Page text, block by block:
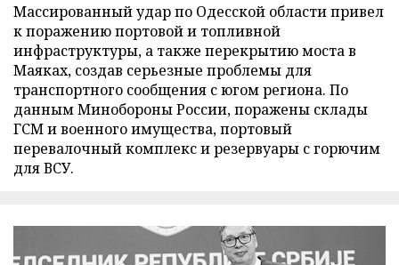
Массированный удар по Одесской области привел
к поражению портовой и топливной
инфраструктуры, а также перекрытию моста в
Маяках, создав серьезные проблемы для
транспортного сообщения с югом региона. По
данным Минобороны России, поражены склады
ГСМ и военного имущества, портовый
перевалочный комплекс и резервуары с горючим
для ВСУ.